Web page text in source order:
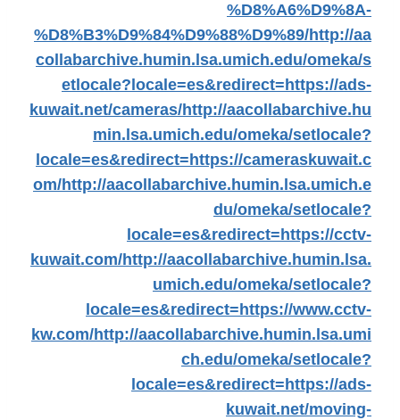
%D8%A6%D9%8A-
%D8%B3%D9%84%D9%88%D9%89/http://aa
collabarchive.humin.lsa.umich.edu/omeka/s
etlocale?locale=es&redirect=https://ads-
kuwait.net/cameras/http://aacollabarchive.hu
min.lsa.umich.edu/omeka/setlocale?
locale=es&redirect=https://cameraskuwait.c
om/http://aacollabarchive.humin.lsa.umich.e
du/omeka/setlocale?
locale=es&redirect=https://cctv-
kuwait.com/http://aacollabarchive.humin.lsa.
umich.edu/omeka/setlocale?
locale=es&redirect=https://www.cctv-
kw.com/http://aacollabarchive.humin.lsa.umi
ch.edu/omeka/setlocale?
locale=es&redirect=https://ads-
kuwait.net/moving-